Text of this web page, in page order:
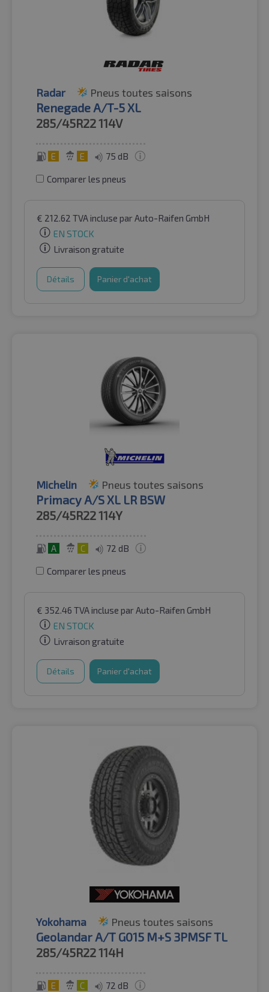
Radar Pneus toutes saisons
Renegade A/T-5 XL
285/45R22114V
E E 75 dB
Comparer les pneus
€ 212.62 TVA incluse par Auto-Raifen GmbH
EN STOCK
Livraison gratuite
Détails Panier d'achat
Michelin Pneus toutes saisons
Primacy A/S XL LR BSW
285/45R22114Y
A C 72 dB
Comparer les pneus
€ 352.46 TVA incluse par Auto-Raifen GmbH
EN STOCK
Livraison gratuite
Détails Panier d'achat
Yokohama Pneus toutes saisons
Geolandar A/T G015 M+S 3PMSF TL
285/45R22114H
E C 72 dB